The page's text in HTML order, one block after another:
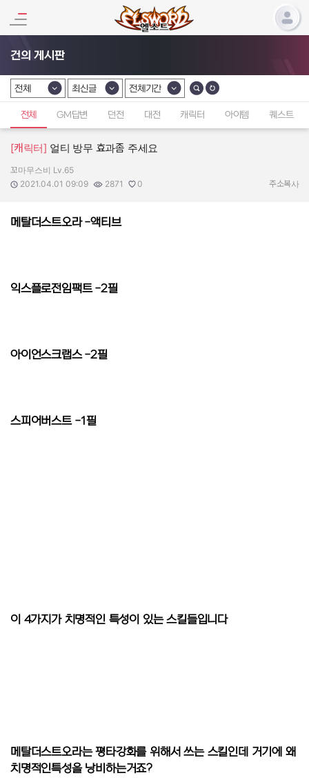
건의 게시판
카테고리 선택
전체
카테고리 선택
최신글
카테고리 선택
전체기간
전체 GM답변 던전 대전 캐릭터 아이템 퀘스트
[캐릭터] 얼티 방무 효과좀 주세요
작성자:
꼬마무스비 Lv.65
작성일:
2021.04.01 09:09
조회수:
2871
추천수:
0 주소복사
메탈더스트오라 -액티브
익스플로전임팩트 -2필
아이언스크랩스 -2필
스피어버스트 -1필
이 4가지가 치명적인 특성이 있는 스킬들입니다
메탈더스트오라는 평타강화를 위해서 쓰는 스킬인데 거기에 왜
치명적인특성을 낭비하는거죠?